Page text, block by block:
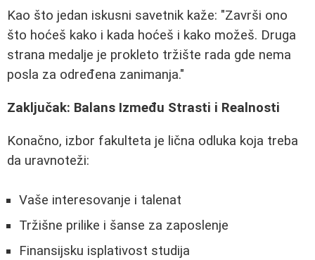
Kao što jedan iskusni savetnik kaže: "Završi ono
što hoćeš kako i kada hoćeš i kako možeš. Druga
strana medalje je prokleto tržište rada gde nema
posla za određena zanimanja."
Zaključak: Balans Između Strasti i Realnosti
Konačno, izbor fakulteta je lična odluka koja treba
da uravnoteži:
Vaše interesovanje i talenat
Tržišne prilike i šanse za zaposlenje
Finansijsku isplativost studija